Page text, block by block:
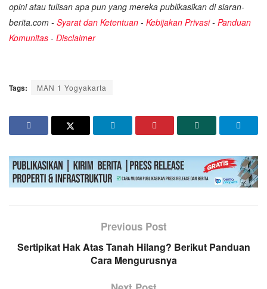
opini atau tulisan apa pun yang mereka publikasikan di siaran-
berita.com - Syarat dan Ketentuan - Kebijakan Privasi- Panduan
Komunitas - Disclaimer
Tags: MAN 1 Yogyakarta
Previous Post
Sertipikat Hak Atas Tanah Hilang? Berikut Panduan
Cara Mengurusnya